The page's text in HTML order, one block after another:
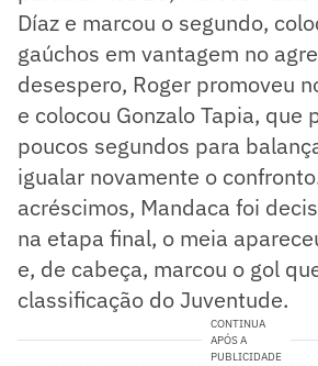
Díaz e marcou o segundo,
gaúchos em vantagem no
desespero, Roger promoveu
e colocou Gonzalo Tapia, que
poucos segundos para
igualar novamente o
acréscimos, Mandaca foi
na etapa final, o meia
e, de cabeça, marcou o gol
classificação do Juventude.
CONTINUA
APÓS A
PUBLICIDADE